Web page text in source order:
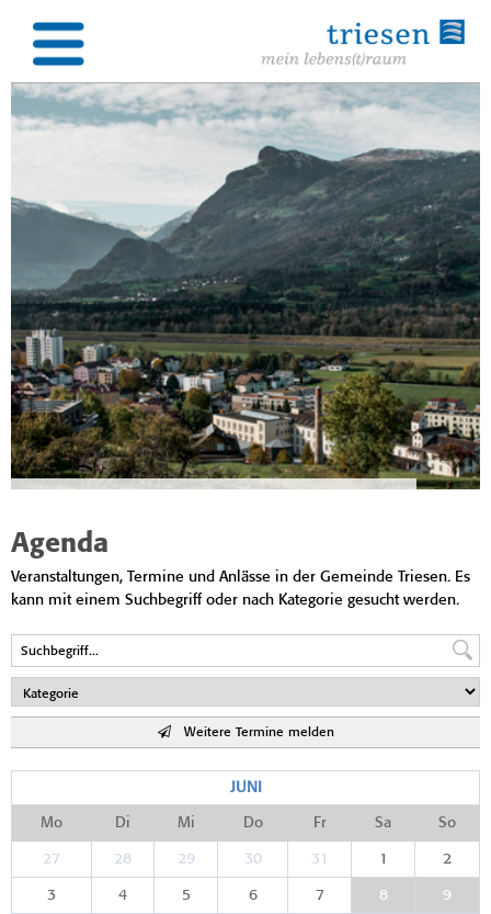
Agenda
Veranstaltungen, Termine und Anlässe in der Gemeinde Triesen. Es
kann mit einem Suchbegriff oder nach Kategorie gesucht werden.
Weitere Termine melden
JUNI
Mo Di Mi Do Fr Sa So
27 28 29 30 31 1 2
3 4 5 6 7 8 9